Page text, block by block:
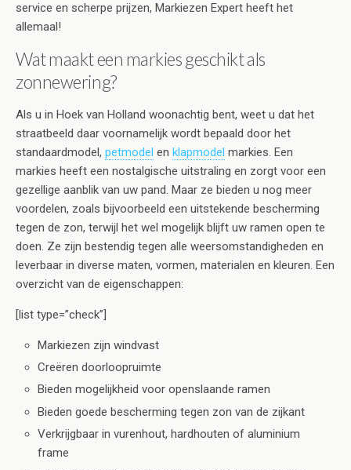
service en scherpe prijzen, Markiezen Expert heeft het
allemaal!
Wat maakt een markies geschikt als
zonnewering?
Als u in Hoek van Holland woonachtig bent, weet u dat het
straatbeeld daar voornamelijk wordt bepaald door het
standaardmodel, petmodel en klapmodel markies. Een
markies heeft een nostalgische uitstraling en zorgt voor een
gezellige aanblik van uw pand. Maar ze bieden u nog meer
voordelen, zoals bijvoorbeeld een uitstekende bescherming
tegen de zon, terwijl het wel mogelijk blijft uw ramen open te
doen. Ze zijn bestendig tegen alle weersomstandigheden en
leverbaar in diverse maten, vormen, materialen en kleuren. Een
overzicht van de eigenschappen:
[list type=”check”]
Markiezen zijn windvast
Creëren doorloopruimte
Bieden mogelijkheid voor openslaande ramen
Bieden goede bescherming tegen zon van de zijkant
Verkrijgbaar in vurenhout, hardhouten of aluminium
frame